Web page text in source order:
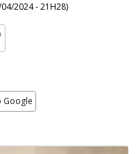
2024 - 21H28)
Google